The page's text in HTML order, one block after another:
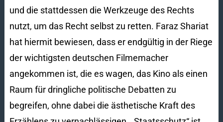
und die stattdessen die Werkzeuge des Rechts
nutzt, um das Recht selbst zu retten. Faraz Shariat
hat hiermit bewiesen, dass er endgültig in der Riege
der wichtigsten deutschen Filmemacher
angekommen ist, die es wagen, das Kino als einen
Raum für dringliche politische Debatten zu
begreifen, ohne dabei die ästhetische Kraft des